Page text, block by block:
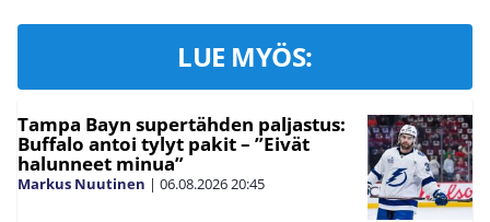
LUE MYÖS:
Tampa Bayn supertähden paljastus:
Buffalo antoi tylyt pakit – ”Eivät
halunneet minua”
Markus Nuutinen | 06.08.202620:45